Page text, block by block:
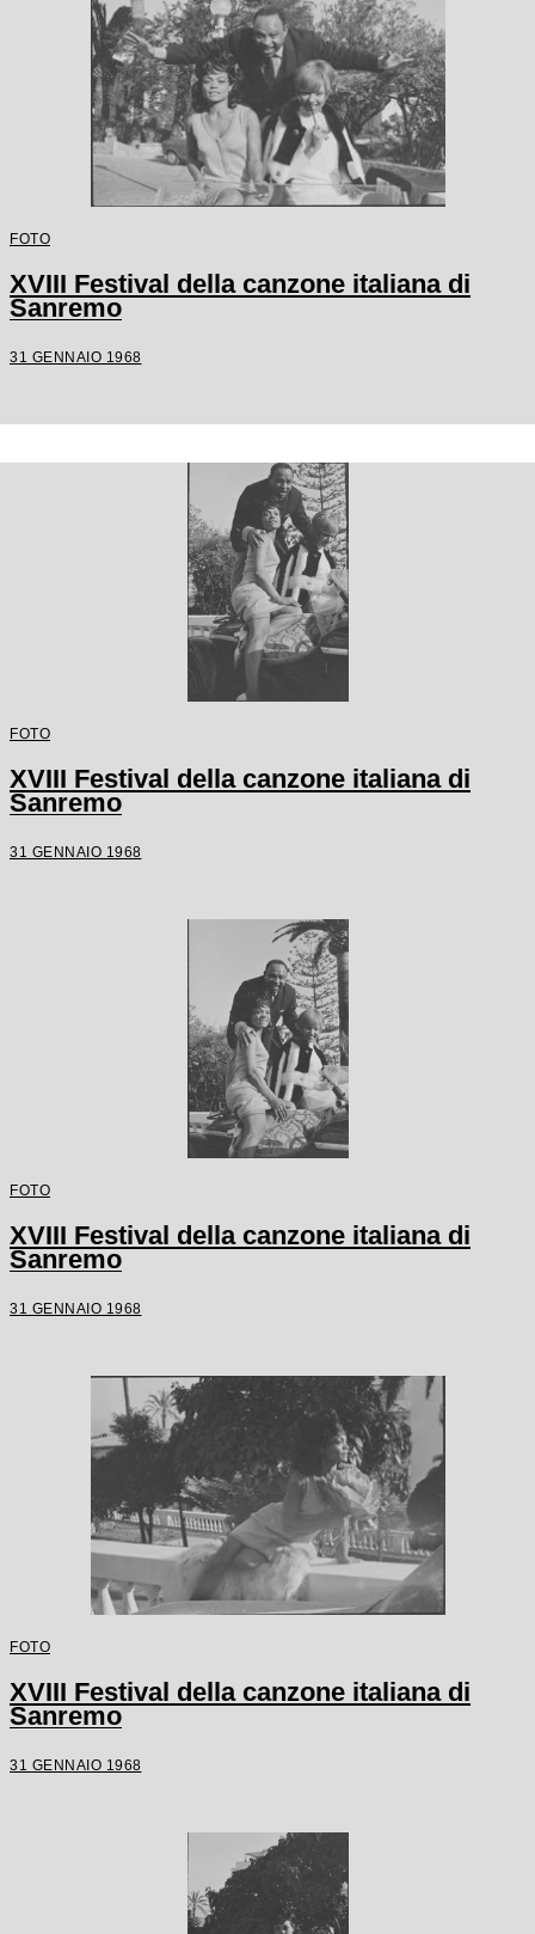
FOTO
XVIII Festival della canzone italiana di
Sanremo
31 GENNAIO 1968
FOTO
XVIII Festival della canzone italiana di
Sanremo
31 GENNAIO 1968
FOTO
XVIII Festival della canzone italiana di
Sanremo
31 GENNAIO 1968
FOTO
XVIII Festival della canzone italiana di
Sanremo
31 GENNAIO 1968